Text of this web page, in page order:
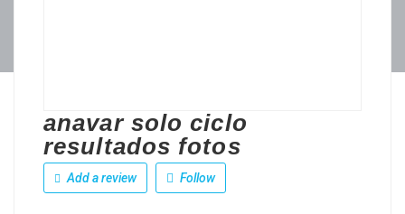
anavar solo ciclo
resultados fotos
Add a review Follow